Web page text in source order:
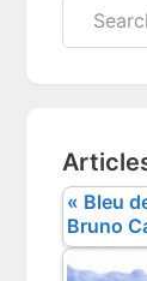
« Bleu
Bruno